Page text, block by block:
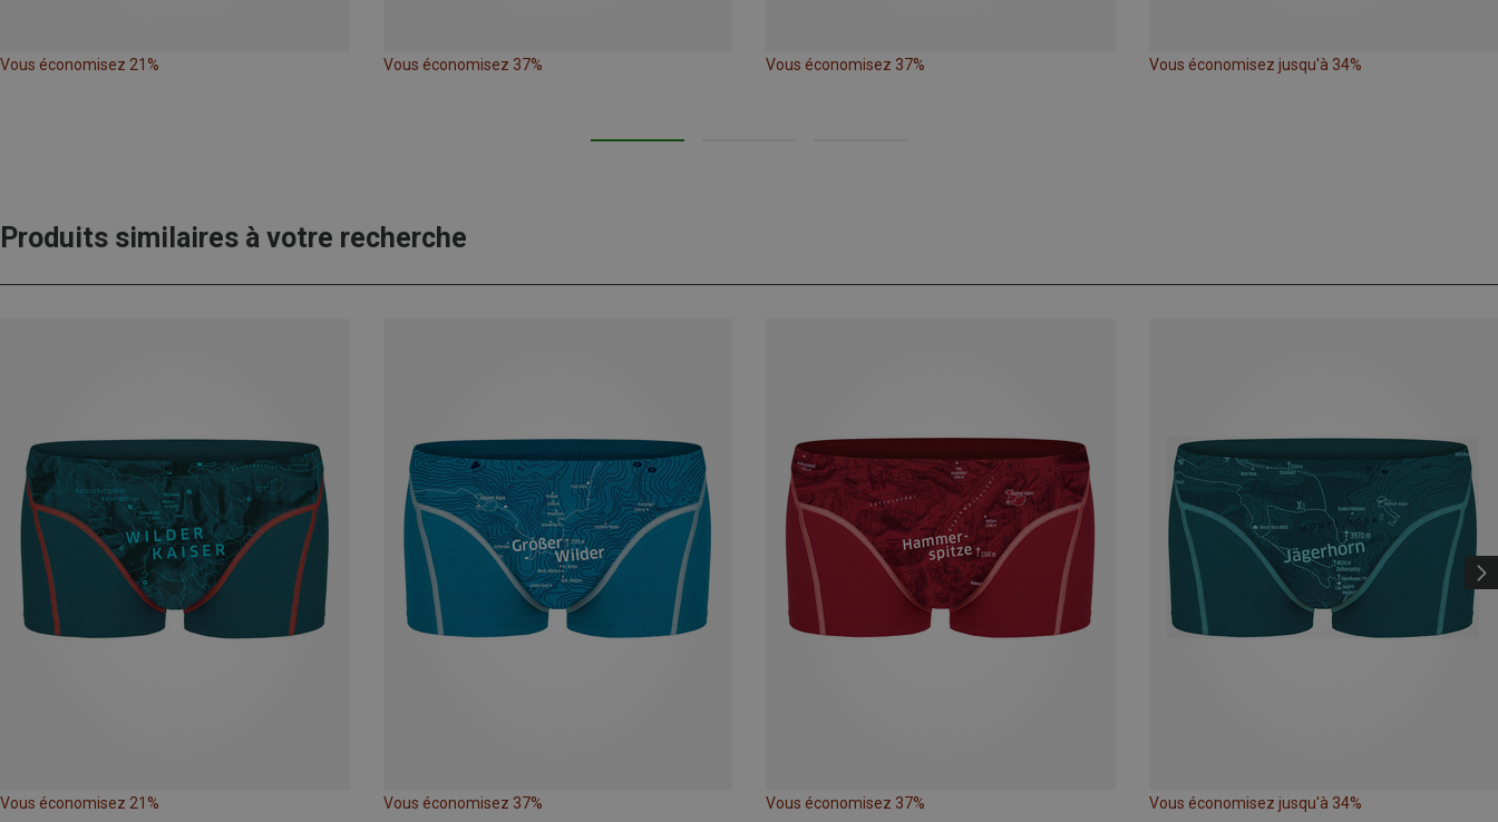
Vous économisez 21% Vous économisez 37% Vous économisez 37% Vous économisez jusqu'à 34%
Produits similaires à votre recherche
Vous économisez 21% Vous économisez 37% Vous économisez 37% Vous économisez jusqu'à 34%